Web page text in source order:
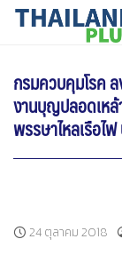
Skip
กรมควบคุมโรค
งานบุญปลอดเหล้
พรรษาไหลเรือไ
24 ตุลาคม 2018